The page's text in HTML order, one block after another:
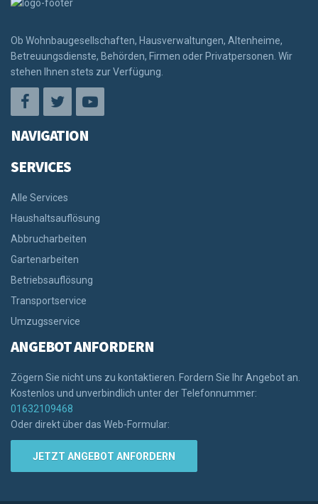
Ob Wohnbaugesellschaften, Hausverwaltungen, Altenheime,
Betreuungsdienste, Behörden, Firmen oder Privatpersonen. Wir
stehen Ihnen stets zur Verfügung.
NAVIGATION
SERVICES
Alle Services
Haushaltsauflösung
Abbrucharbeiten
Gartenarbeiten
Betriebsauflösung
Transportservice
Umzugsservice
ANGEBOT ANFORDERN
Zögern Sie nicht uns zu kontaktieren. Fordern Sie Ihr Angebot an.
Kostenlos und unverbindlich unter der Telefonnummer:
01632109468
Oder direkt über das Web-Formular:
JETZT ANGEBOT ANFORDERN